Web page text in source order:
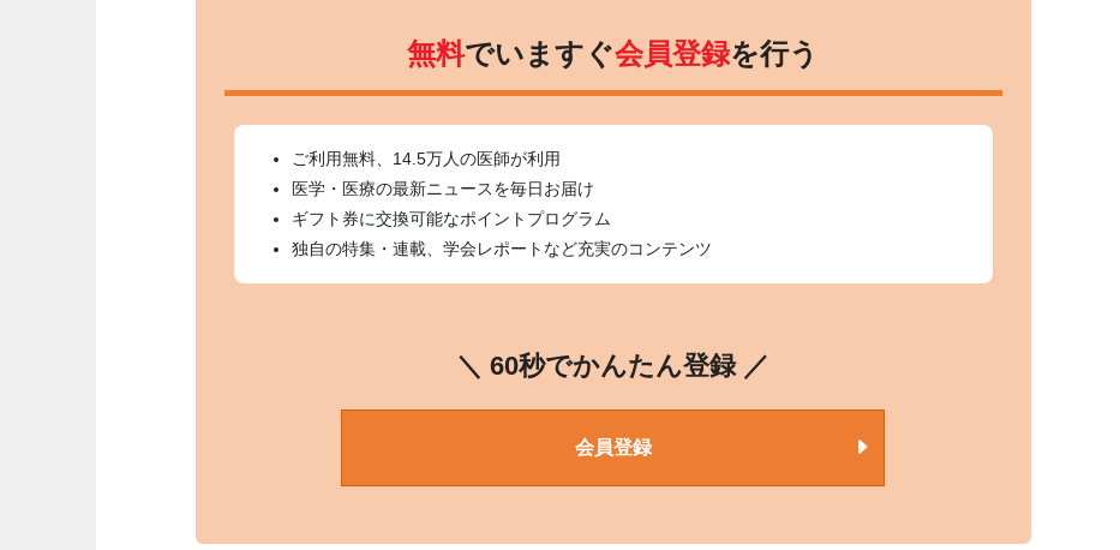
無料でいますぐ会員登録を行う
ご利用無料、14.5万人の医師が利用
医学・医療の最新ニュースを毎日お届け
ギフト券に交換可能なポイントプログラム
独自の特集・連載、学会レポートなど充実のコンテンツ
＼ 60秒でかんたん登録 ／
会員登録